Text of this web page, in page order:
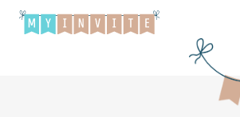
Rihanna -